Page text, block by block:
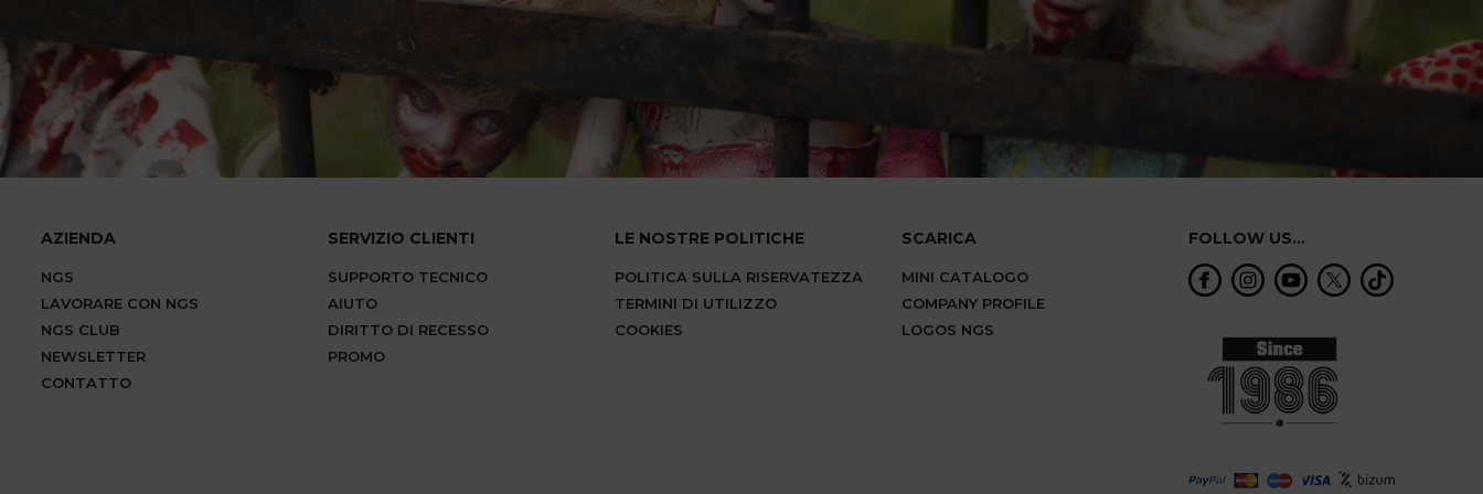
AZIENDA
NGS
LAVORARE CON NGS
NGS CLUB
NEWSLETTER
CONTATTO
SERVIZIO CLIENTI
SUPPORTO TECNICO
AIUTO
DIRITTO DI RECESSO
PROMO
LE NOSTRE POLITICHE
POLITICA SULLA RISERVATEZZA
TERMINI DI UTILIZZO
COOKIES
SCARICA
MINI CATALOGO
COMPANY PROFILE
LOGOS NGS
FOLLOW US...